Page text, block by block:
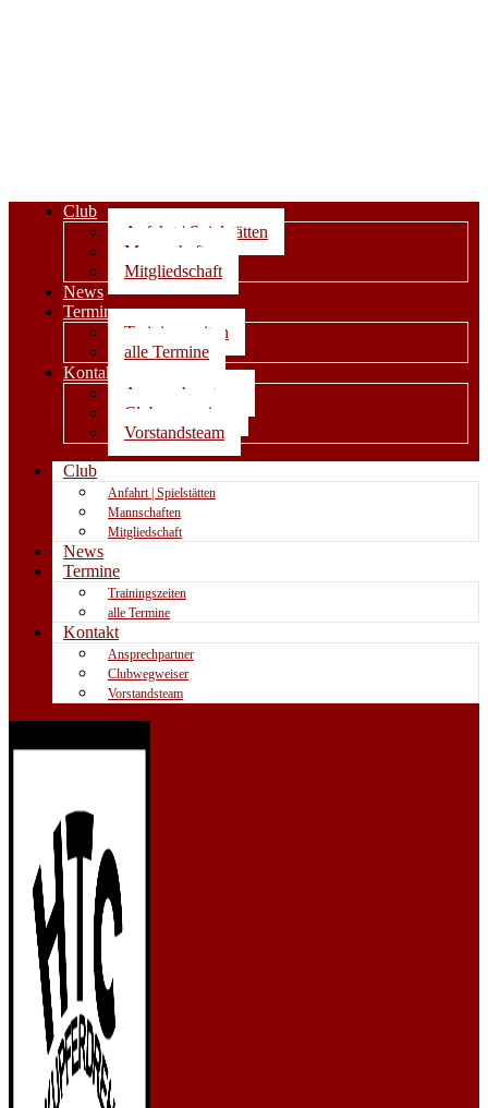
Club
Anfahrt | Spielstätten
Mannschaften
Mitgliedschaft
News
Termine
Trainingszeiten
alle Termine
Kontakt
Ansprechpartner
Clubwegweiser
Vorstandsteam
Club
Anfahrt | Spielstätten
Mannschaften
Mitgliedschaft
News
Termine
Trainingszeiten
alle Termine
Kontakt
Ansprechpartner
Clubwegweiser
Vorstandsteam